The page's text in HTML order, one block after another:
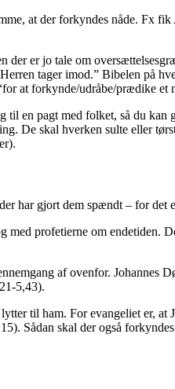
at der forkyndes nåde. Fx
er jo tale om
tager imod.” Bibelen på
at forkynde/udråbe/prædike et
en pagt med folket, så du
De skal hverken sulte eller
har gjort dem spændt – for
profetierne om endetiden.
af ovenfor. Johannes
5,43).
til ham. For evangeliet er, at
Sådan skal der også